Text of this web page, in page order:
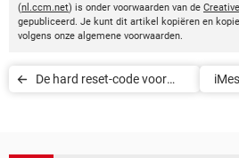
(nl.ccm.net) is onder voorwaarden van de
gepubliceerd. Je kunt dit artikel kopiëren en
volgens onze algemene voorwaarden.
De hard reset-code voor